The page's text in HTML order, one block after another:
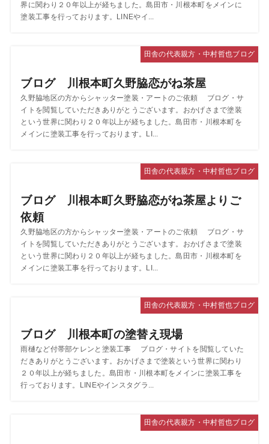
界に関わり２０年以上が経ちました。島田市・川根本町をメインに
塗装工事を行っております。LINEやイ...
田舎の代表親方・中村哲也ブログ
ブログ 川根本町久野脇恋がね茶屋
久野脇地区の方からシャッター塗装・アートのご依頼 ブログ・サ
イトを閲覧していただきありがとうございます。おかげさまで塗装
という世界に関わり２０年以上が経ちました。島田市・川根本町を
メインに塗装工事を行っております。LI...
田舎の代表親方・中村哲也ブログ
ブログ 川根本町久野脇恋がね茶屋よりご
依頼
久野脇地区の方からシャッター塗装・アートのご依頼 ブログ・サ
イトを閲覧していただきありがとうございます。おかげさまで塗装
という世界に関わり２０年以上が経ちました。島田市・川根本町を
メインに塗装工事を行っております。LI...
田舎の代表親方・中村哲也ブログ
ブログ 川根本町の塗替え現場
雨樋など付帯部ケレンと塗装工事 ブログ・サイトを閲覧していた
だきありがとうございます。おかげさまで塗装という世界に関わり
２０年以上が経ちました。島田市・川根本町をメインに塗装工事を
行っております。LINEやインスタグラ...
田舎の代表親方・中村哲也ブログ